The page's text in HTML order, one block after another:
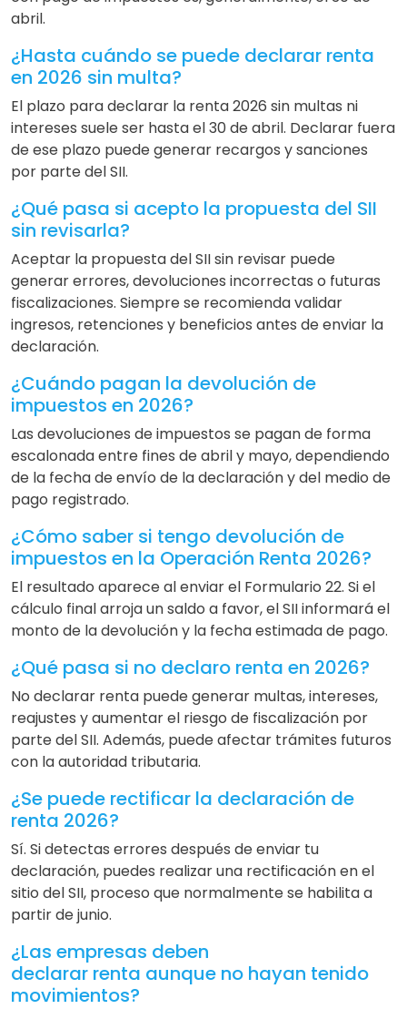
abril.
¿Hasta cuándo se puede declarar renta
en 2026 sin multa?
El plazo para declarar la renta 2026 sin multas ni
intereses suele ser hasta el 30 de abril. Declarar fuera
de ese plazo puede generar recargos y sanciones
por parte del SII.
¿Qué pasa si acepto la propuesta del SII
sin revisarla?
Aceptar la propuesta del SII sin revisar puede
generar errores, devoluciones incorrectas o futuras
fiscalizaciones. Siempre se recomienda validar
ingresos, retenciones y beneficios antes de enviar la
declaración.
¿Cuándo pagan la devolución de
impuestos en 2026?
Las devoluciones de impuestos se pagan de forma
escalonada entre fines de abril y mayo, dependiendo
de la fecha de envío de la declaración y del medio de
pago registrado.
¿Cómo saber si tengo devolución de
impuestos en la Operación Renta 2026?
El resultado aparece al enviar el Formulario 22. Si el
cálculo final arroja un saldo a favor, el SII informará el
monto de la devolución y la fecha estimada de pago.
¿Qué pasa si no declaro renta en 2026?
No declarar renta puede generar multas, intereses,
reajustes y aumentar el riesgo de fiscalización por
parte del SII. Además, puede afectar trámites futuros
con la autoridad tributaria.
¿Se puede rectificar la declaración de
renta 2026?
Sí. Si detectas errores después de enviar tu
declaración, puedes realizar una rectificación en el
sitio del SII, proceso que normalmente se habilita a
partir de junio.
¿Las empresas deben
declarar renta aunque no hayan tenido
movimientos?